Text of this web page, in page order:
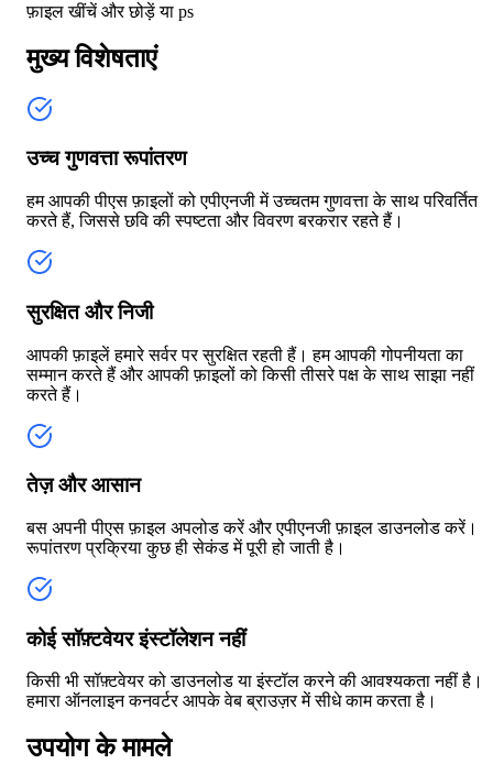
फ़ाइल खींचें और छोड़ें या ps
मुख्य विशेषताएं
उच्च गुणवत्ता रूपांतरण
हम आपकी पीएस फ़ाइलों को एपीएनजी में उच्चतम गुणवत्ता के साथ परिवर्तित
करते हैं, जिससे छवि की स्पष्टता और विवरण बरकरार रहते हैं।
सुरक्षित और निजी
आपकी फ़ाइलें हमारे सर्वर पर सुरक्षित रहती हैं। हम आपकी गोपनीयता का
सम्मान करते हैं और आपकी फ़ाइलों को किसी तीसरे पक्ष के साथ साझा नहीं
करते हैं।
तेज़ और आसान
बस अपनी पीएस फ़ाइल अपलोड करें और एपीएनजी फ़ाइल डाउनलोड करें।
रूपांतरण प्रक्रिया कुछ ही सेकंड में पूरी हो जाती है।
कोई सॉफ़्टवेयर इंस्टॉलेशन नहीं
किसी भी सॉफ़्टवेयर को डाउनलोड या इंस्टॉल करने की आवश्यकता नहीं है।
हमारा ऑनलाइन कनवर्टर आपके वेब ब्राउज़र में सीधे काम करता है।
उपयोग के मामले